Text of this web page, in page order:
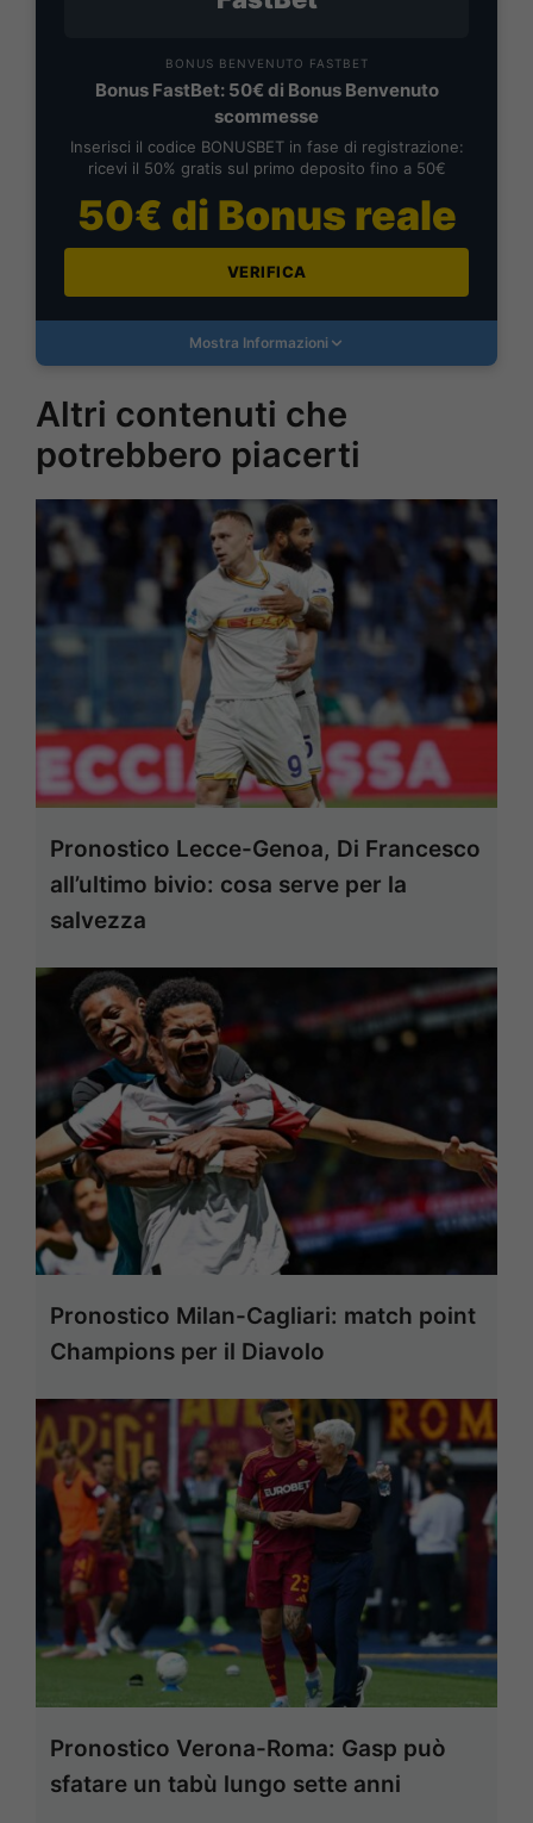
BONUS BENVENUTO FASTBET
Bonus FastBet: 50€ di Bonus Benvenuto
scommesse
Inserisci il codice BONUSBET in fase di registrazione:
ricevi il 50% gratis sul primo deposito fino a 50€
50€ di Bonus reale
VERIFICA
Mostra Informazioni
Altri contenuti che
potrebbero piacerti
Pronostico Lecce-Genoa, Di Francesco
all’ultimo bivio: cosa serve per la
salvezza
Pronostico Milan-Cagliari: match point
Champions per il Diavolo
Pronostico Verona-Roma: Gasp può
sfatare un tabù lungo sette anni